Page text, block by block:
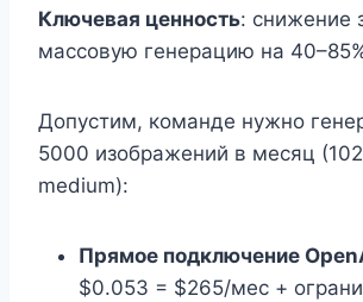
Ключевая ценность: снижение
массовую генерацию на
Допустим, команде нужно
5000 изображений в месяц
medium):
Прямое подключение
$0.053 = $265/мес +